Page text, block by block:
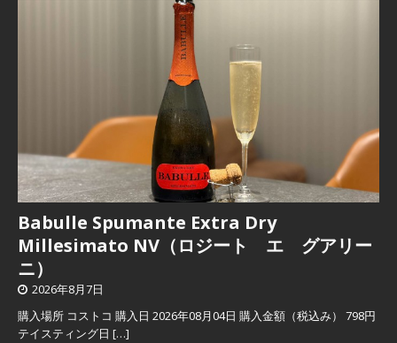
Babulle Spumante Extra Dry
Millesimato NV（ロジート エ グアリー
ニ）
2026年8月7日
購入場所 コストコ 購入日 2026年08月04日 購入金額（税込み） 798円
テイスティング日 […]